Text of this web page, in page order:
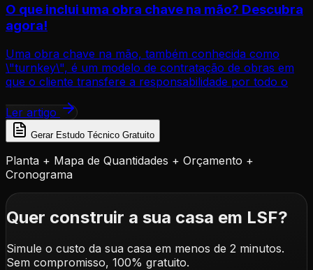
O que inclui uma obra chave na mão? Descubra
agora!
Uma obra chave na mão, também conhecida como
\"turnkey\", é um modelo de contratação de obras em
que o cliente transfere a responsabilidade por todo o
Ler artigo
Gerar Estudo Técnico Gratuito
Planta + Mapa de Quantidades + Orçamento +
Cronograma
Quer construir a sua casa em LSF?
Simule o custo da sua casa em menos de 2 minutos.
Sem compromisso, 100% gratuito.